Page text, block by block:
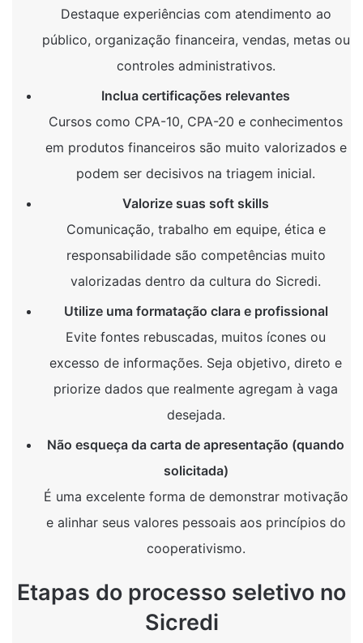
Destaque experiências com atendimento ao
público, organização financeira, vendas, metas ou
controles administrativos.
Inclua certificações relevantes
Cursos como CPA-10, CPA-20 e conhecimentos
em produtos financeiros são muito valorizados e
podem ser decisivos na triagem inicial.
Valorize suas soft skills
Comunicação, trabalho em equipe, ética e
responsabilidade são competências muito
valorizadas dentro da cultura do Sicredi.
Utilize uma formatação clara e profissional
Evite fontes rebuscadas, muitos ícones ou
excesso de informações. Seja objetivo, direto e
priorize dados que realmente agregam à vaga
desejada.
Não esqueça da carta de apresentação (quando
solicitada)
É uma excelente forma de demonstrar motivação
e alinhar seus valores pessoais aos princípios do
cooperativismo.
Etapas do processo seletivo no
Sicredi